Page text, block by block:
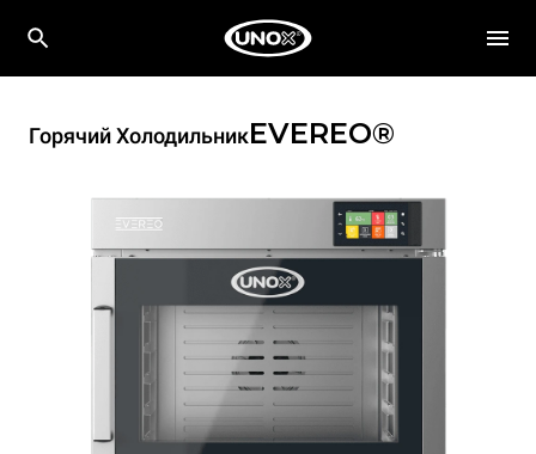
Горячий ХолодильникEVEREO®